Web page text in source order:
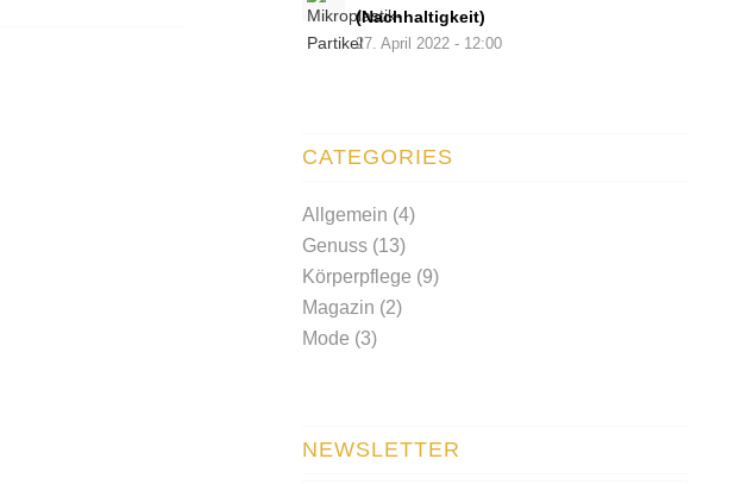
(Nachhaltigkeit)
27. April 2022 - 12:00
CATEGORIES
Allgemein (4)
Genuss(13)
Körperpflege (9)
Magazin (2)
Mode (3)
NEWSLETTER